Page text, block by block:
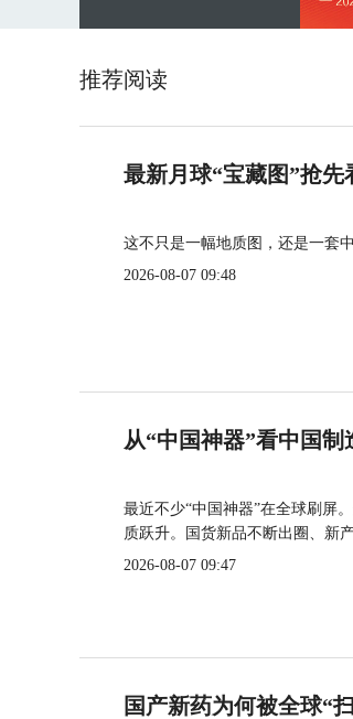
推荐阅读
最新月球“宝藏图”抢先
这不只是一幅地质图，还是一套
2026-08-07 09:48
从“中国神器”看中国制
最近不少“中国神器”在全球刷屏
质跃升。国货新品不断出圈、新
2026-08-07 09:47
国产新药为何被全球“